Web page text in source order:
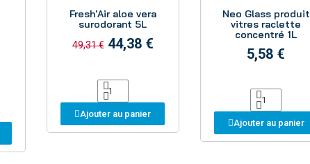
Fresh'Air aloe vera
surodorant 5L
49,31 € 44,38 €
Ajouter au panier
Neo Glass produit
vitres raclette
concentré 1L
5,58 €
Ajouter au panier